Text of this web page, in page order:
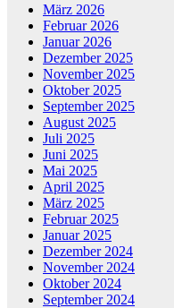
März 2026
Februar 2026
Januar 2026
Dezember 2025
November 2025
Oktober 2025
September 2025
August 2025
Juli 2025
Juni 2025
Mai 2025
April 2025
März 2025
Februar 2025
Januar 2025
Dezember 2024
November 2024
Oktober 2024
September 2024